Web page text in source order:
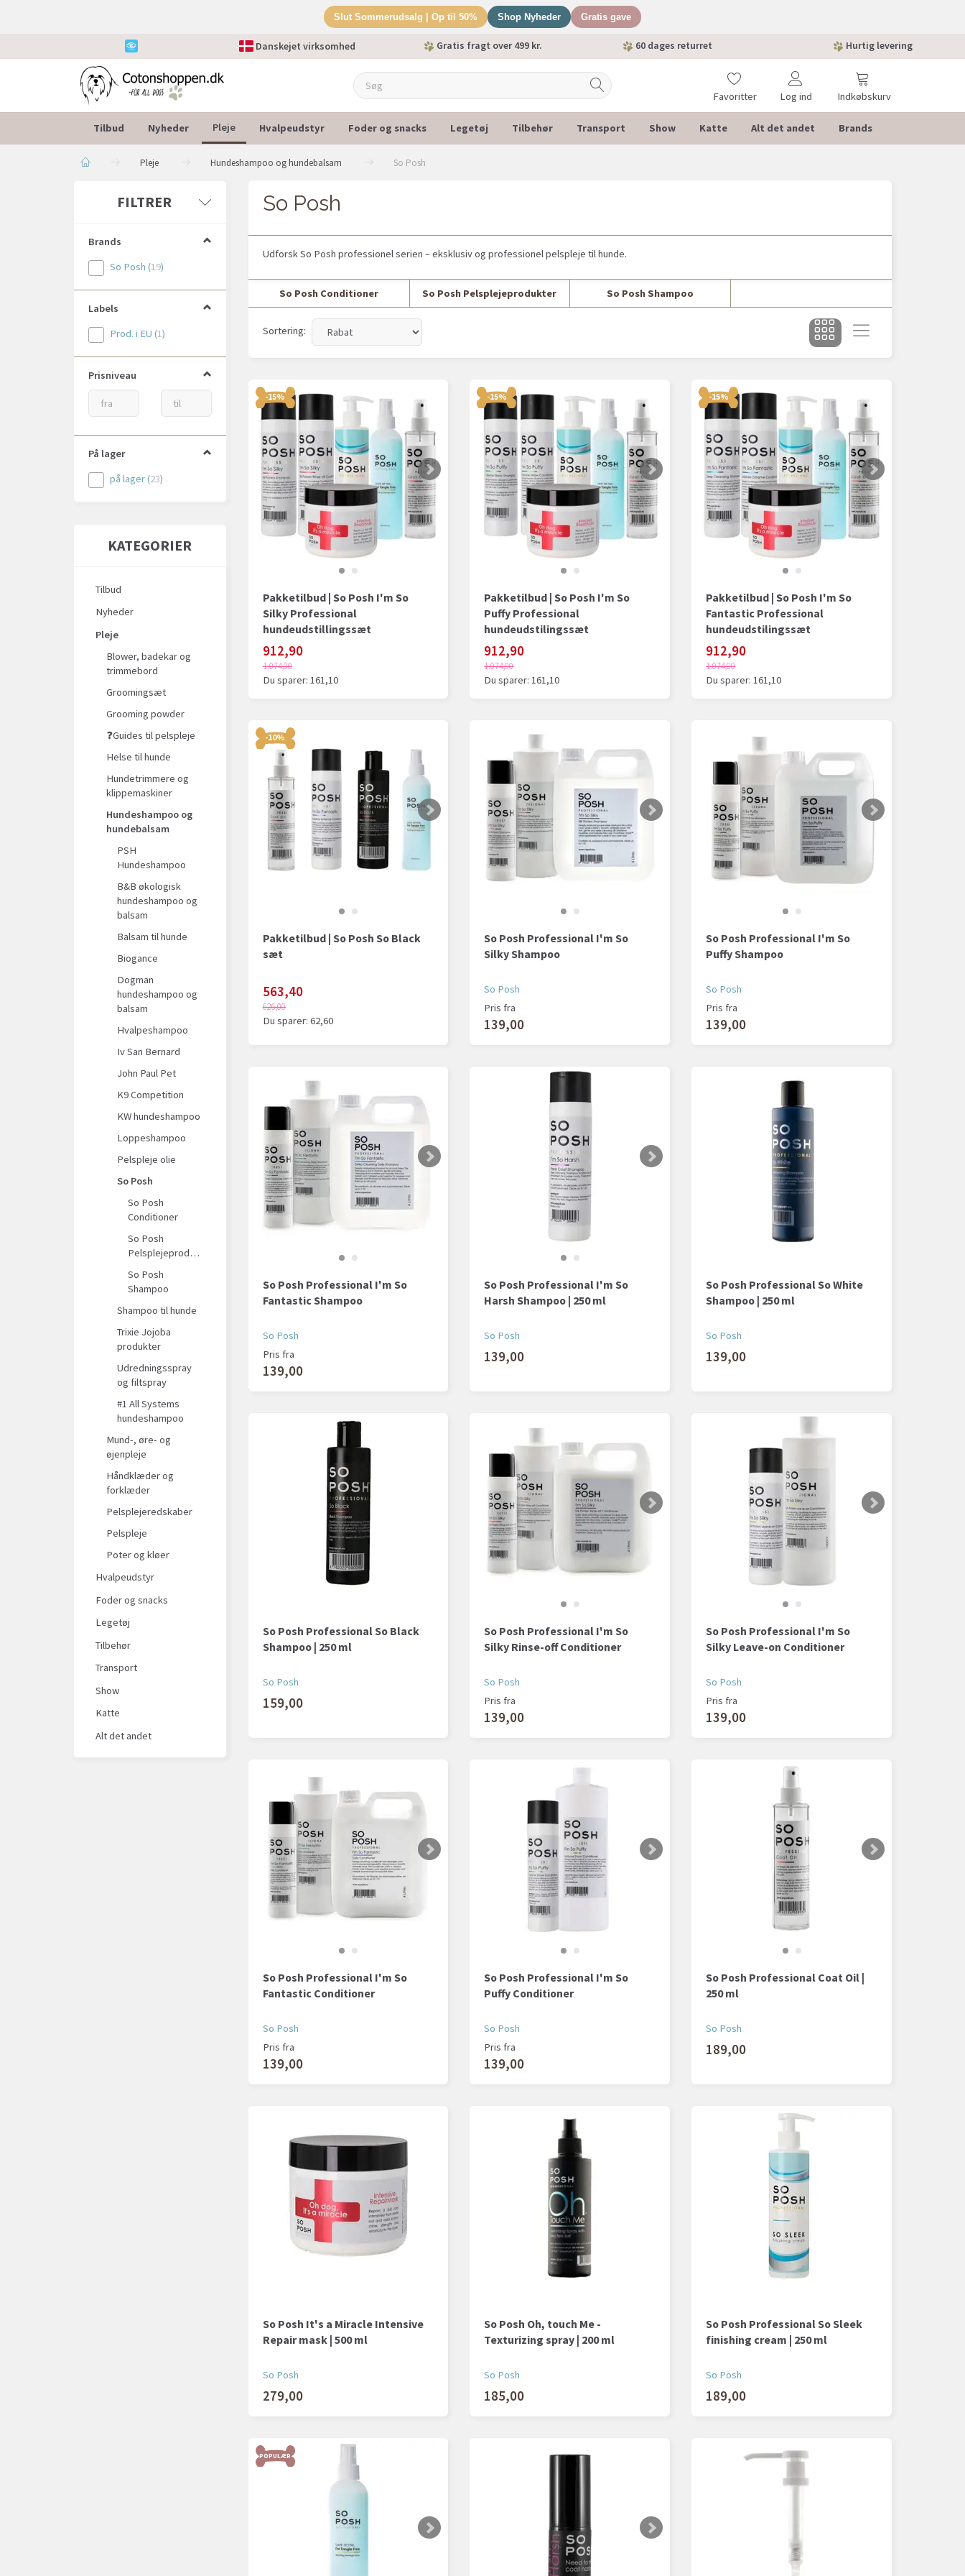
Slut Sommerudsalg | Op til 50% Shop Nyheder Gratis gave
Danskejet virksomhed Gratis fragt over 499 kr. 60 dages returret Hurtig levering
Indkøbskurv
Favoritter Log ind
Tilbud Nyheder Pleje Hvalpeudstyr Foder og snacks Legetøj Tilbehør Transport Show Katte Alt det andet Brands
Pleje Hundeshampoo og hundebalsam So Posh
FILTRER
Brands
So Posh (19)
Labels
Prod. i EU (1)
Prisniveau
På lager
på lager(23)
KATEGORIER
Tilbud
Nyheder
Pleje
Blower, badekar og
trimmebord
Groomingsæt
Grooming powder
❓Guides til pelspleje
Helse til hunde
Hundetrimmere og
klippemaskiner
Hundeshampoo og
hundebalsam
PSH
Hundeshampoo
B&B økologisk
hundeshampoo og
balsam
Balsam til hunde
Biogance
Dogman
hundeshampoo og
balsam
Hvalpeshampoo
Iv San Bernard
John Paul Pet
K9 Competition
KW hundeshampoo
Loppeshampoo
Pelspleje olie
So Posh
So Posh
Conditioner
So Posh
Pelsplejeprodukter
So Posh
Shampoo
Shampoo til hunde
Trixie Jojoba
produkter
Udredningsspray
og filtspray
#1 All Systems
hundeshampoo
Mund-, øre- og
øjenpleje
Håndklæder og
forklæder
Pelsplejeredskaber
Pelspleje
Poter og kløer
Hvalpeudstyr
Foder og snacks
Legetøj
Tilbehør
Transport
Show
Katte
Alt det andet
So Posh
Udforsk So Posh professionel serien – eksklusiv og professionel pelspleje til hunde.
So Posh Conditioner So Posh Pelsplejeprodukter So Posh Shampoo
Sortering:
-15%
Pakketilbud | So Posh I'm So
Silky Professional
hundeudstillingssæt
912,90
1.074,00
Du sparer: 161,10
-15%
Pakketilbud | So Posh I'm So
Puffy Professional
hundeudstilingssæt
912,90
1.074,00
Du sparer:161,10
-15%
Pakketilbud | So Posh I'm So
Fantastic Professional
hundeudstilingssæt
912,90
1.074,00
Du sparer:161,10
-10%
Pakketilbud | So Posh So Black
sæt
563,40
626,00
Du sparer: 62,60
So Posh Professional I'm So
Silky Shampoo
So Posh
Pris fra
139,00
So Posh Professional I'm So
Puffy Shampoo
So Posh
Pris fra
139,00
So Posh Professional I'm So
Fantastic Shampoo
So Posh
Pris fra
139,00
So Posh Professional I'm So
Harsh Shampoo | 250 ml
So Posh
139,00
So Posh Professional So White
Shampoo | 250 ml
So Posh
139,00
So Posh Professional So Black
Shampoo | 250 ml
So Posh
159,00
So Posh Professional I'm So
Silky Rinse-off Conditioner
So Posh
Pris fra
139,00
So Posh Professional I'm So
Silky Leave-on Conditioner
So Posh
Pris fra
139,00
So Posh Professional I'm So
Fantastic Conditioner
So Posh
Pris fra
139,00
So Posh Professional I'm So
Puffy Conditioner
So Posh
Pris fra
139,00
So Posh Professional Coat Oil |
250 ml
So Posh
189,00
So Posh It's a Miracle Intensive
Repair mask | 500 ml
So Posh
279,00
So Posh Oh, touch Me -
Texturizing spray | 200 ml
So Posh
185,00
So Posh Professional So Sleek
finishing cream | 250 ml
So Posh
189,00
POPULÆR